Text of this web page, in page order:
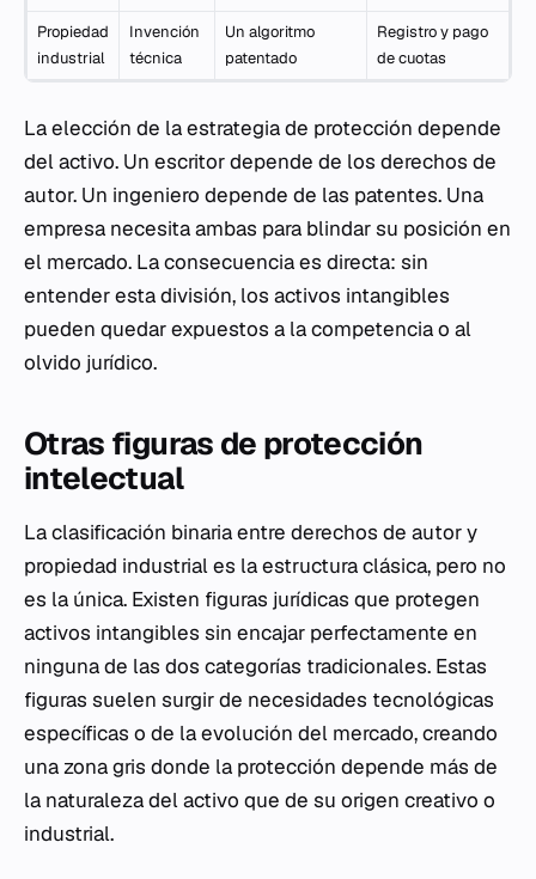
Propiedad
industrial
Invención
técnica
Un algoritmo
patentado
Registro y pago
de cuotas
La elección de la estrategia de protección depende
del activo. Un escritor depende de los derechos de
autor. Un ingeniero depende de las patentes. Una
empresa necesita ambas para blindar su posición en
el mercado. La consecuencia es directa: sin
entender esta división, los activos intangibles
pueden quedar expuestos a la competencia o al
olvido jurídico.
Otras figuras de protección
intelectual
La clasificación binaria entre derechos de autor y
propiedad industrial es la estructura clásica, pero no
es la única. Existen figuras jurídicas que protegen
activos intangibles sin encajar perfectamente en
ninguna de las dos categorías tradicionales. Estas
figuras suelen surgir de necesidades tecnológicas
específicas o de la evolución del mercado, creando
una zona gris donde la protección depende más de
la naturaleza del activo que de su origen creativo o
industrial.